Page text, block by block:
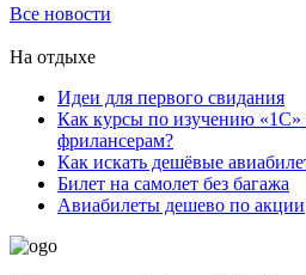
Все новости
На отдыхе
Идеи для первого свидания
Как курсы по изучению «1С»
фрилансерам?
Как искать дешёвые
Билет на самолет без багажа
Авиабилеты дешево по акции